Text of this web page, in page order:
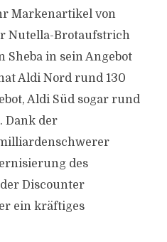
Markenartikel von
Nutella-Brotaufstrich
Sheba in sein Angebot
Aldi Nord rund 130
Aldi Süd sogar rund
Dank der
des
Discounter
ein kräftiges